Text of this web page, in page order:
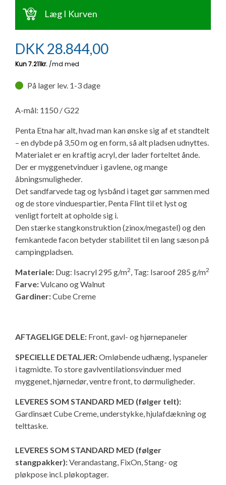
Ny campingvogn - godt at vide
Finansiering af campingvogn
Forsikring af campingvogn
Brugte telte og udstyr
Isabella fortelte
Isabella Lufttelte
Isabella weekend- og vinterfortelte
Isabella fortelte til specialvogne
Isabella Opstillingsvejledninger
Gas-komfort i din campingvogn
E-trailer kontrol- og sikkerhedsapp
3 spændende ideer til campingvognen
GPS tracker til autocamper og campingvogn
GRØN Virksomhed
Tuxer måleskemaer
Klagemuligheder
Konkurrenceregler
Handelsbetingelser - webshop
Cookie & Privatlivspolitik
Persondata
GPDR - Optagelse af foto og video
GPDR - KG Camping Kundeklub
Læg I Kurven
DKK 28.844,00
På lager lev. 1-3 dage
A-mål: 1150 / G22
Penta Etna har alt, hvad man kan ønske sig af et standtelt
– en dybde på 3,50 m og en form, så alt pladsen udnyttes.
Materialet er en kraftig acryl, der lader forteltet ånde.
Der er myggenetvinduer i gavlene, og mange
åbningsmuligheder.
Det sandfarvede tag og lysbånd i taget gør sammen med
og de store vinduespartier, Penta Flint til et lyst og
venligt fortelt at opholde sig i.
Den stærke stangkonstruktion (zinox/megastel) og den
femkantede facon betyder stabilitet til en lang sæson på
campingpladsen.
Materiale: Dug: Isacryl 295 g/m2, Tag: Isaroof 285 g/m2
Farve:Vulcano og Walnut
Gardiner:Cube Creme
AFTAGELIGE DELE: Front, gavl- og hjørnepaneler
SPECIELLE DETALJER:Omløbende udhæng, lyspaneler
i tagmidte. To store gavlventilationsvinduer med
myggenet, hjørnedør, ventre front, to dørmuligheder.
LEVERES SOM STANDARD MED (følger telt):
Gardinsæt Cube Creme, understykke, hjulafdækning og
telttaske.
LEVERES SOM STANDARD MED (følger
stangpakker):Verandastang, FixOn, Stang- og
pløkpose incl. pløkoptager.